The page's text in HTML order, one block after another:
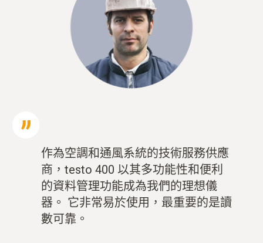
作為空調和通風系統的技術服務供應
商，testo 400 以其多功能性和便利
的資料管理功能成為我們的理想儀
器。 它非常易於使用，最重要的是讀
數可靠。